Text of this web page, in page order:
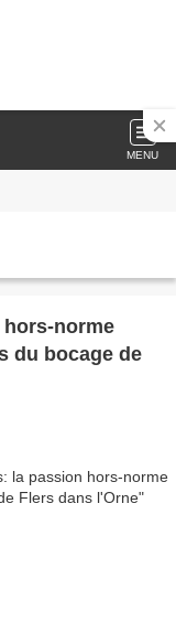
MENU
norme
du bocage de